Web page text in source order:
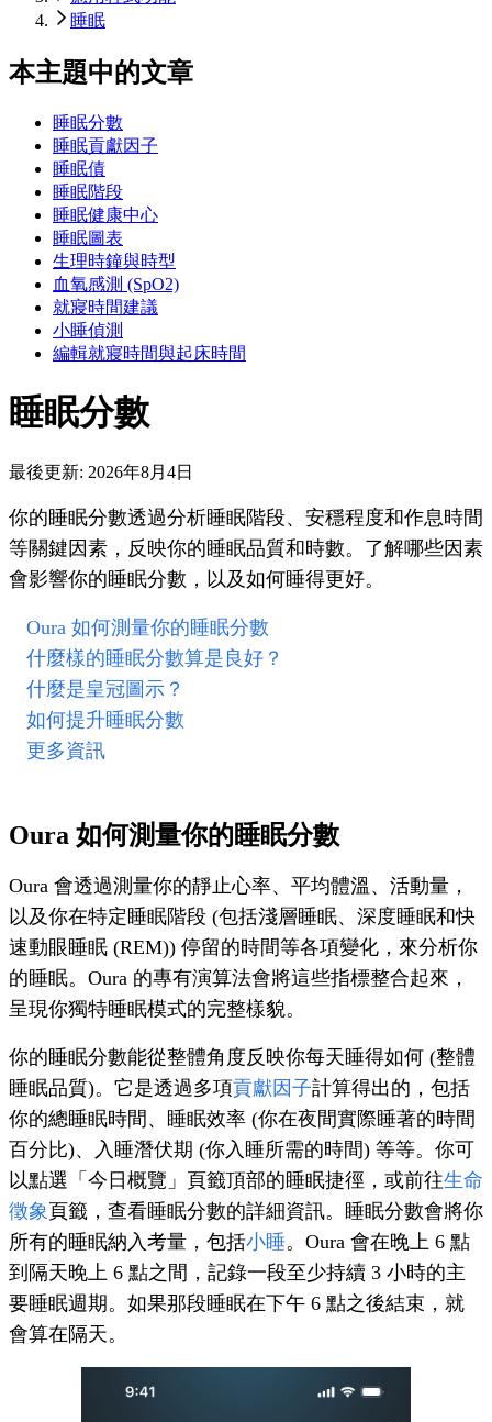
睡眠
本主題中的文章
睡眠分數
睡眠貢獻因子
睡眠債
睡眠階段
睡眠健康中心
睡眠圖表
生理時鐘與時型
血氧感測 (SpO2)
就寢時間建議
小睡偵測
編輯就寢時間與起床時間
睡眠分數
最後更新: 2026年8月4日
你的睡眠分數透過分析睡眠階段、安穩程度和作息時間
等關鍵因素，反映你的睡眠品質和時數。了解哪些因素
會影響你的睡眠分數，以及如何睡得更好。
Oura 如何測量你的睡眠分數
什麼樣的睡眠分數算是良好？
什麼是皇冠圖示？
如何提升睡眠分數
更多資訊
Oura 如何測量你的睡眠分數
Oura 會透過測量你的靜止心率、平均體溫、活動量，
以及你在特定睡眠階段 (包括淺層睡眠、深度睡眠和快
速動眼睡眠 (REM)) 停留的時間等各項變化，來分析你
的睡眠。Oura 的專有演算法會將這些指標整合起來，
呈現你獨特睡眠模式的完整樣貌。
你的睡眠分數能從整體角度反映你每天睡得如何 (整體
睡眠品質)。它是透過多項貢獻因子計算得出的，包括
你的總睡眠時間、睡眠效率 (你在夜間實際睡著的時間
百分比)、入睡潛伏期 (你入睡所需的時間) 等等。你可
以點選「今日概覽」頁籤頂部的睡眠捷徑，或前往生命
徵象 頁籤，查看睡眠分數的詳細資訊。睡眠分數會將你
所有的睡眠納入考量，包括小睡。Oura 會在晚上 6 點
到隔天晚上 6 點之間，記錄一段至少持續 3 小時的主
要睡眠週期。如果那段睡眠在下午 6 點之後結束，就
會算在隔天。